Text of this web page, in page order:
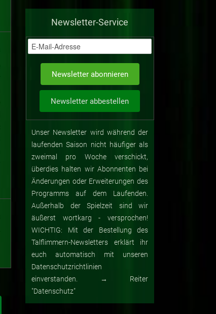
Newsletter-Service
Unser Newsletter wird während der
laufenden Saison nicht häufiger als
zweimal pro Woche verschickt,
überdies halten wir Abonnenten bei
Änderungen oder Erweiterungen des
Programms auf dem Laufenden.
Außerhalb der Spielzeit sind wir
äußerst wortkarg - versprochen!
WICHTIG: Mit der Bestellung des
Talflimmern-Newsletters erklärt ihr
euch automatisch mit unseren
Datenschutzrichtlinien
einverstanden. → Reiter
"Datenschutz"